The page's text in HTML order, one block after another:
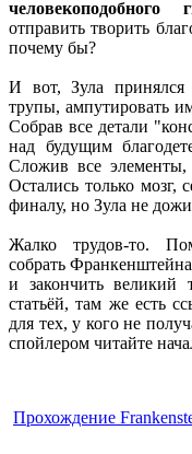
человекоподобного
отправить творить
почему бы?
И вот, Зула принялся
трупы, ампутировать
Собрав все детали
над будущим
Сложив все
Остались только мозг,
финалу, но Зула не
Жалко трудов-то.
собрать
и закончить
статьёй, там же есть
для тех, у кого не
спойлером читайте
Прохождение